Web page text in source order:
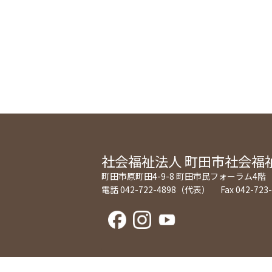
社会福祉法人 町田市社会福
町田市原町田4-9-8 町田市民フォーラム4階
電話 042-722-4898（代表） Fax 042-